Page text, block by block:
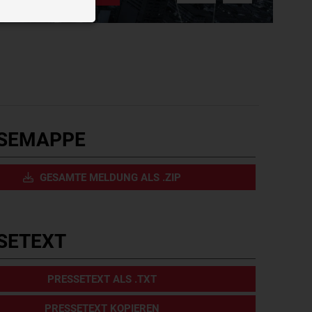
GESAMTE MELDUNG ALS .ZIP
PRESSETEXT ALS .TXT
PRESSETEXT KOPIEREN